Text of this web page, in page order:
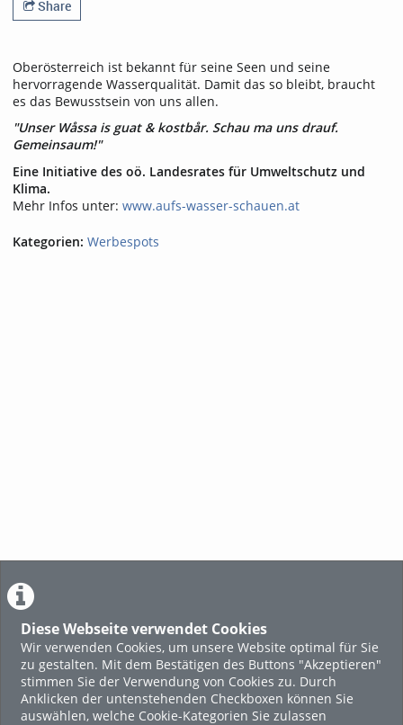
Diese Webseite verwendet Cookies
Wir verwenden Cookies, um unsere Website optimal für Sie
zu gestalten. Mit dem Bestätigen des Buttons "Akzeptieren"
stimmen Sie der Verwendung von Cookies zu. Durch
Anklicken der untenstehenden Checkboxen können Sie
auswählen, welche Cookie-Kategorien Sie zulassen
Share
Oberösterreich ist bekannt für seine Seen und seine
hervorragende Wasserqualität. Damit das so bleibt, braucht
es das Bewusstsein von uns allen.
"Unser Wåssa is guat & kostbår. Schau ma uns drauf.
Gemeinsaum!"
Eine Initiative des oö. Landesrates für Umweltschutz und
Klima.
Mehr Infos unter: www.aufs-wasser-schauen.at
Kategorien: Werbespots